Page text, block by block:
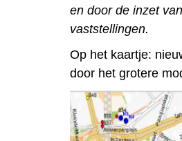
en door de inzet
vaststellingen.
Op het kaartje:
door het grotere